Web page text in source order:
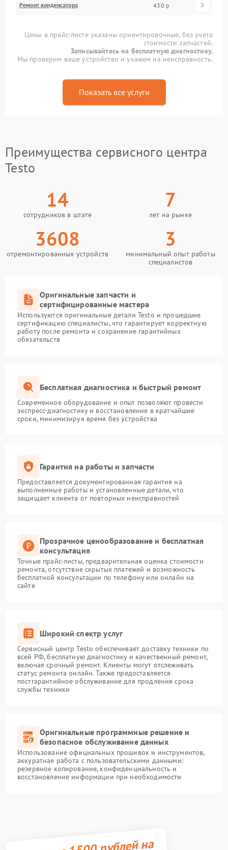
Ремонт конденсатора 430 р
Цены в прайс-листе указаны ориентировочные, без учета
стоимости запчастей.
Записывайтесь на бесплатную диагностику.
Мы проверим ваше устройство и укажем на неисправность.
Показать все услуги
Преимущества сервисного центра
Testo
14
сотрудников в штате
7
лет на рынке
3608
отремонтированных устройств
3
минимальный опыт работы
специалистов
Оригинальные запчасти и
сертифицированные мастера
Используются оригинальные детали Testo и прошедшие
сертификацию специалисты, что гарантирует корректную
работу после ремонта и сохранение гарантийных
обязательств
Бесплатная диагностика и быстрый ремонт
Современное оборудование и опыт позволяют провести
экспресс-диагностику и восстановление в кратчайшие
сроки, минимизируя время без устройства
Гарантия на работы и запчасти
Предоставляется документированная гарантия на
выполненные работы и установленные детали, что
защищает клиента от повторных неисправностей
Прозрачное ценообразование и бесплатная
консультация
Точные прайс-листы, предварительная оценка стоимости
ремонта, отсутствие скрытых платежей и возможность
бесплатной консультации по телефону или онлайн на
сайте
Широкий спектр услуг
Сервисный центр Testo обеспечивает доставку техники по
всей РФ, бесплатную диагностику и качественный ремонт,
включая срочный ремонт. Клиенты могут отслеживать
статус ремонта онлайн. Также предоставляется
постгарантийное обслуживание для продления срока
службы техники
Оригинальные программные решение и
безопасное обслуживание данных
Использование официальных прошивок и инструментов,
аккуратная работа с пользовательскими данными:
резервное копирование, конфиденциальность и
восстановление информации при необходимости